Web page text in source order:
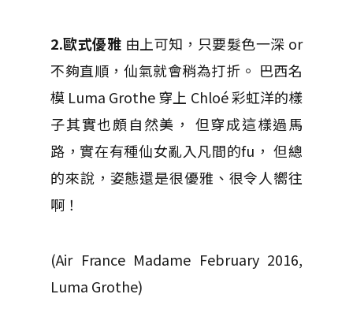
2.歐式優雅 由上可知，只要髮色一深 or
不夠直順，仙氣就會稍為打折。 巴西名
模 Luma Grothe 穿上 Chloé 彩虹洋的樣
子其實也頗自然美， 但穿成這樣過馬
路，實在有種仙女亂入凡間的fu， 但總
的來說，姿態還是很優雅、很令人嚮往
啊！
(Air France Madame February 2016,
Luma Grothe)